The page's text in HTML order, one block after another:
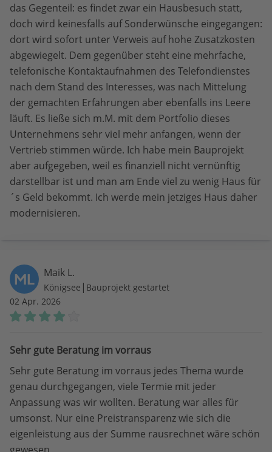
das Gegenteil: es findet zwar ein Hausbesuch statt,
doch wird keinesfalls auf Sonderwünsche eingegangen:
dort wird sofort unter Verweis auf hohe Zusatzkosten
abgewiegelt. Dem gegenüber steht eine mehrfache,
telefonische Kontaktaufnahmen des Telefondienstes
nach dem Stand des Interesses, was nach Mittelung
der gemachten Erfahrungen aber ebenfalls ins Leere
läuft. Es ließe sich m.M. mit dem Portfolio dieses
Unternehmens sehr viel mehr anfangen, wenn der
Vertrieb stimmen würde. Ich habe mein Bauprojekt
aber aufgegeben, weil es finanziell nicht vernünftig
darstellbar ist und man am Ende viel zu wenig Haus für
´s Geld bekommt. Ich werde mein jetziges Haus daher
modernisieren.
ML Maik L.
Königsee | Bauprojekt gestartet
02 Apr. 2026
Sehr gute Beratung im vorraus
Sehr gute Beratung im vorraus jedes Thema wurde
genau durchgegangen, viele Termie mit jeder
Anpassung was wir wollten. Beratung war alles für
umsonst. Nur eine Preistransparenz wie sich die
eigenleistung aus der Summe rausrechnet wäre schön